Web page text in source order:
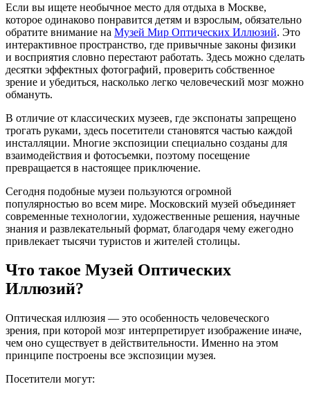
Если вы ищете необычное место для отдыха в Москве,
которое одинаково понравится детям и взрослым, обязательно
обратите внимание на Музей Мир Оптических Иллюзий. Это
интерактивное пространство, где привычные законы физики
и восприятия словно перестают работать. Здесь можно сделать
десятки эффектных фотографий, проверить собственное
зрение и убедиться, насколько легко человеческий мозг можно
обмануть.
В отличие от классических музеев, где экспонаты запрещено
трогать руками, здесь посетители становятся частью каждой
инсталляции. Многие экспозиции специально созданы для
взаимодействия и фотосъемки, поэтому посещение
превращается в настоящее приключение.
Сегодня подобные музеи пользуются огромной
популярностью во всем мире. Московский музей объединяет
современные технологии, художественные решения, научные
знания и развлекательный формат, благодаря чему ежегодно
привлекает тысячи туристов и жителей столицы.
Что такое Музей Оптических
Иллюзий?
Оптическая иллюзия — это особенность человеческого
зрения, при которой мозг интерпретирует изображение иначе,
чем оно существует в действительности. Именно на этом
принципе построены все экспозиции музея.
Посетители могут: